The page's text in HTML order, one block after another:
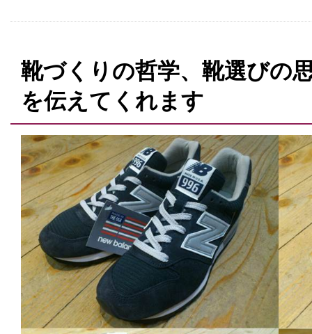
靴づくりの哲学、靴選びの
を伝えてくれます